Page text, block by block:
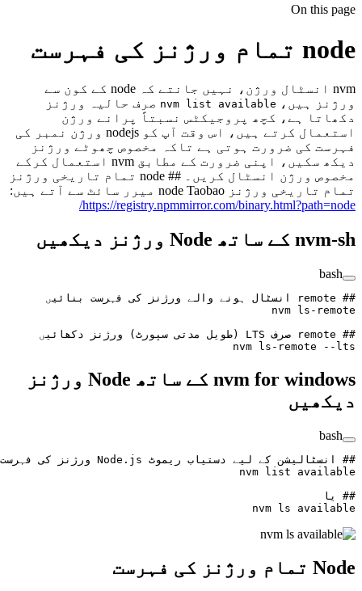
On this page
node تمام ورژنز کی فہرست
nvm انسٹال ورژن، نہیں جانتے کہ node کے کون سے
ورژنز ہیں، nvm list available صرف حالیہ ورژنز
دکھاتا ہے، کچھ پروجیکٹس نسبتاً پرانے ورژن
استعمال کرتے ہیں، اس وقت آپ کو nodejs ورژن نمبر کی
فہرست کی ضرورت ہوتی ہے تاکہ مخصوص چھوٹے ورژنز
دیکھ سکیں، اپنی ضرورت کے مطابق nvm استعمال کرکے
مخصوص ورژن انسٹال کریں۔ ## node تمام تاریخی ورژنز
تمام تاریخی ورژنز node Taobao میرر سائٹ سے آتے ہیں:
https://registry.npmmirror.com/binary.html?path=node/
nvm-sh کے ساتھ Node ورژنز دیکھیں
bash
## remote انسٹال ہونے والے ورژنز کی فہرست بنائیں
nvm ls-remote
## remote صرف LTS (طویل مدتی سپورٹ) ورژنز دکھائیں
nvm ls-remote --lts
nvm for windows کے ساتھ Node ورژنز
دیکھیں
bash
## انسٹالیشن کے لیے دستیاب ریموٹ Node.js ورژنز کی فہرست
nvm list available
## یا
nvm ls available
Node تمام ورژنز کی فہرست